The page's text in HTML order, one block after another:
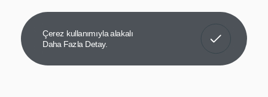
Çerez kullanımıyla alakalı
Daha Fazla Detay
Anladım!